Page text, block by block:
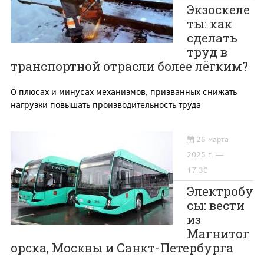
Экзоскеле
ты: как
сделать
труд в
транспортной отрасли более лёгким?
О плюсах и минусах механизмов, призванных снижать
нагрузки повышать производительность труда
26 марта
2025 г. —
17:30
Электробу
сы: вести
из
Магнитог
орска, Москвы и Санкт-Петербурга